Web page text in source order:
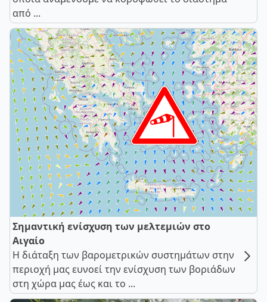
από ...
Σημαντική ενίσχυση των μελτεμιών στο
Αιγαίο
Η διάταξη των βαρομετρικών συστημάτων στην
περιοχή μας ευνοεί την ενίσχυση των βοριάδων
στη χώρα μας έως και το ...